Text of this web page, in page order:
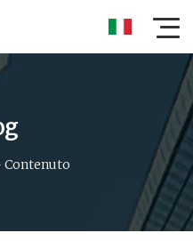
Contenuto